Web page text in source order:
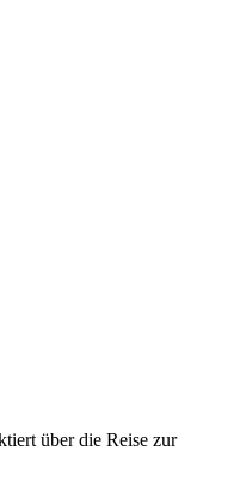
über die Reise zur